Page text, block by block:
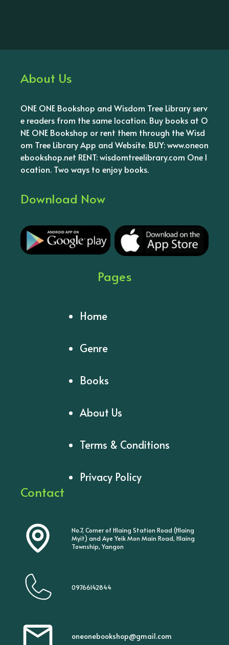
About Us
ONE ONE Bookshop and Wisdom Tree Library serv
e readers from the same location. Buy books at O
NE ONE Bookshop or rent them through the Wisd
om Tree Library App and Website. BUY: www.oneon
ebookshop.net RENT: wisdomtreelibrary.com One l
ocation. Two ways to enjoy books.
Download Now
Pages
Home
Genre
Books
About Us
Terms & Conditions
Privacy Policy
Contact
No.7, Corner of Hlaing Station Road (Hlaing
Myit) and Aye Yeik Mon Main Road, Hlaing
Township, Yangon
09766142844
oneonebookshop@gmail.com